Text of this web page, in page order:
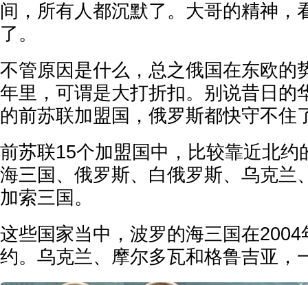
间，所有人都沉默了。大哥的精神，
了。
不管原因是什么，总之俄国在东欧的
年里，可谓是大打折扣。别说昔日的
的前苏联加盟国，俄罗斯都快守不住
前苏联15个加盟国中，比较靠近北约
海三国、俄罗斯、白俄罗斯、乌克兰
加索三国。
这些国家当中，波罗的海三国在2004
约。乌克兰、摩尔多瓦和格鲁吉亚，